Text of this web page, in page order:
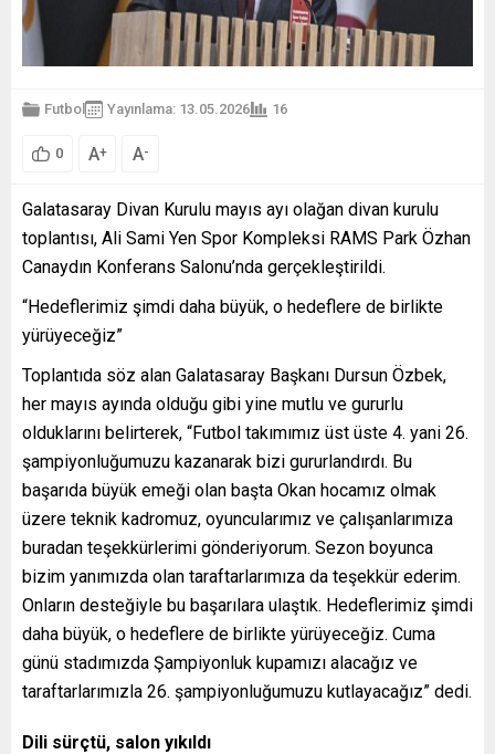
Futbol Yayınlama: 13.05.2026 16
0 A+ A-
Galatasaray Divan Kurulu mayıs ayı olağan divan kurulu
toplantısı, Ali Sami Yen Spor Kompleksi RAMS Park Özhan
Canaydın Konferans Salonu’nda gerçekleştirildi.
“Hedeflerimiz şimdi daha büyük, o hedeflere de birlikte
yürüyeceğiz”
Toplantıda söz alan Galatasaray Başkanı Dursun Özbek,
her mayıs ayında olduğu gibi yine mutlu ve gururlu
olduklarını belirterek, “Futbol takımımız üst üste 4. yani 26.
şampiyonluğumuzu kazanarak bizi gururlandırdı. Bu
başarıda büyük emeği olan başta Okan hocamız olmak
üzere teknik kadromuz, oyuncularımız ve çalışanlarımıza
buradan teşekkürlerimi gönderiyorum. Sezon boyunca
bizim yanımızda olan taraftarlarımıza da teşekkür ederim.
Onların desteğiyle bu başarılara ulaştık. Hedeflerimiz şimdi
daha büyük, o hedeflere de birlikte yürüyeceğiz. Cuma
günü stadımızda Şampiyonluk kupamızı alacağız ve
taraftarlarımızla 26. şampiyonluğumuzu kutlayacağız” dedi.
Dili sürçtü, salon yıkıldı